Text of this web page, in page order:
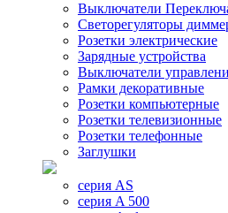
Выключатели
Светорегуляторы
Розетки электрические
Зарядные устройства
Выключатели
Рамки декоративные
Розетки компьютерные
Розетки телевизионные
Розетки телефонные
Заглушки
серия AS
серия A 500